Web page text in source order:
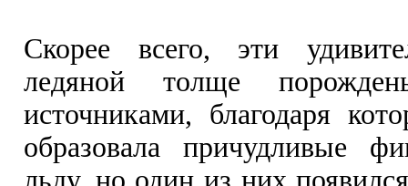
Скорее всего, эти
ледяной толще
источниками, благодаря
образовала причудливые